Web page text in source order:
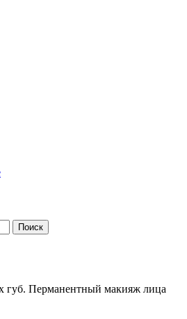
губ. Перманентный макияж лица